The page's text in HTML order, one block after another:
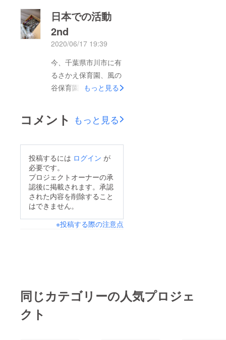
謝を致します。西野祥
成
ました。どうやってあ
げるか？コロナが有る
んで、どうするか？8
月10日前後に届けたい
と伝えました。やはり
子供が多いので小学生
いう事です。現在,ク
グで、24名の皆様から
支援頂いている分で
128セットになりま
す。達成率も76%とな
り改めて、感謝致しま
す。足りない分はロド
リゴと一緒に負担しま
お昼ご馳走して頂き、
日本での活動
2nd
2020/06/17 19:39
今、千葉県市川市に有
るさかえ保育園、風の
谷保育園、国府台保育
に協力を頂き、文具品
を集める活動中です。
ます。御協力して頂い
ている関係者の皆様、
心より感謝申し上げま
す。
もっと見る
コメント もっと見る
投稿するには ログイン が
必要です。
プロジェクトオーナーの承
認後に掲載されます。承認
された内容を削除すること
はできません。
※投稿する際の注意点
同じカテゴリーの人気プロジェ
クト